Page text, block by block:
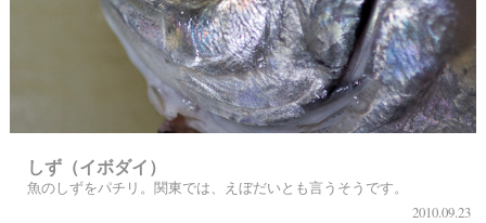
しず（イボダイ）
魚のしずをパチリ。関東では、えぼだいとも言うそうです。
2010.09.23